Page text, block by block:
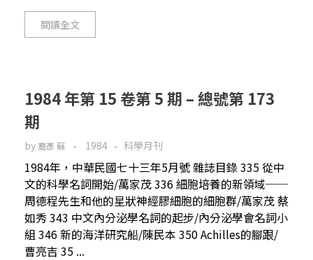
閱讀全文
1984 年第 15 卷第 5 期 – 總號第 173
期
by 裔彥 蘇 1984 科學月刊
1984年，中華民國七十三年5月號 雜誌目錄 335 從中
文的科學名詞開始/萬家茂 336 細胞培養的新領域──
周德程先生和他的星狀神經膠細胞的細胞群/萬家茂 蔡
如秀 343 中文內分泌學名詞的起步/內分泌學會名詞小
組 346 新的海洋研究船/陳民本 350 Achilles的腳跟/
曹亮吉 35 ...